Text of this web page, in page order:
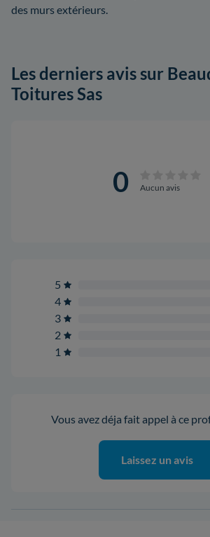
des murs extérieurs.
Les derniers avis sur
Toitures Sas
0 Aucun avis
5
4
3
2
1
Vous avez déja fait appel à ce
Laissez un avis